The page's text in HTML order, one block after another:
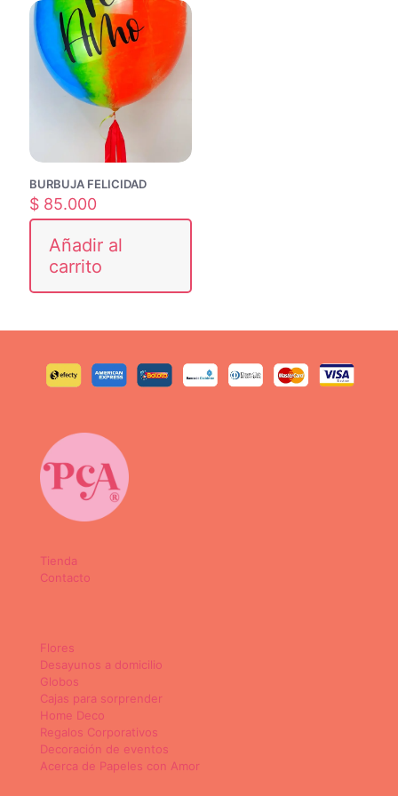
BURBUJA FELICIDAD
$ 85.000
Añadir al
carrito
Tienda
Contacto
Flores
Desayunos a domicilio
Globos
Cajas para sorprender
Home Deco
Regalos Corporativos
Decoración de eventos
Acerca de Papeles con Amor